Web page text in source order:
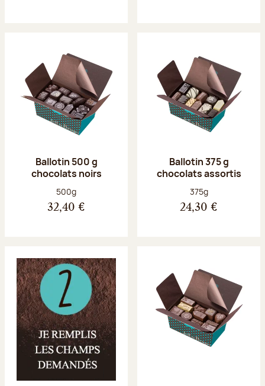
Ballotin 500 g
chocolats noirs
Poids net :
500g
32,40 €
Ballotin 375 g
chocolats assortis
Poids net :
375g
24,30 €